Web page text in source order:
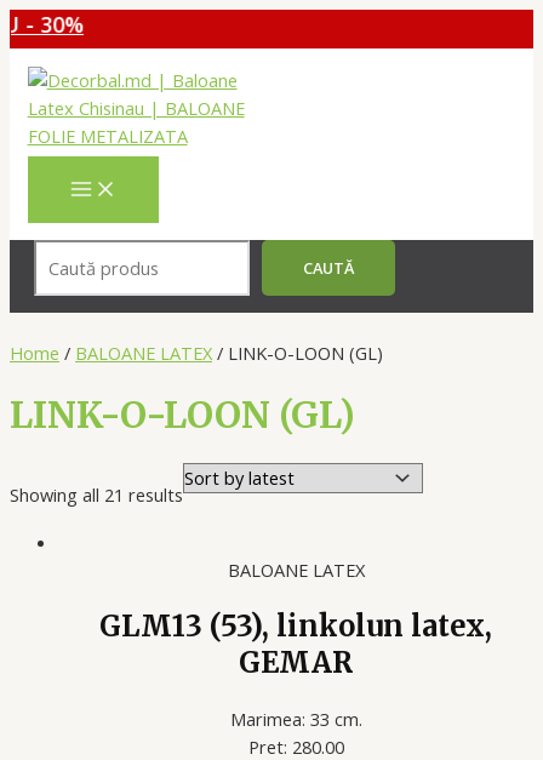
Перейти
содержимому
MAIN
MENU
CAUTĂ
Home / BALOANE LATEX / LINK-O-LOON (GL)
LINK-O-LOON (GL)
Showing all 21 results
BALOANE LATEX
GLM13 (53), linkolun latex,
GEMAR
Marimea: 33 cm.
Pret: 280.00